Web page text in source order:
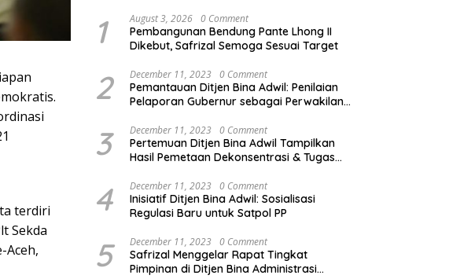
terdiri
Sekda
Aceh,
1 August 3, 2026 0 Comment
Pembangunan Bendung Pante Lhong II
Dikebut, Safrizal Semoga Sesuai Target
2 December 11, 2023 0 Comment
Pemantauan Ditjen Bina Adwil: Penilaian
Pelaporan Gubernur sebagai Perwakilan
3 December 11, 2023 0 Comment
Pertemuan Ditjen Bina Adwil Tampilkan
Hasil Pemetaan Dekonsentrasi & Tugas
4 December 11, 2023 0 Comment
Inisiatif Ditjen Bina Adwil: Sosialisasi
Regulasi Baru untuk Satpol PP
5 December 11, 2023 0 Comment
Safrizal Menggelar Rapat Tingkat
Pimpinan di Ditjen Bina Administrasi